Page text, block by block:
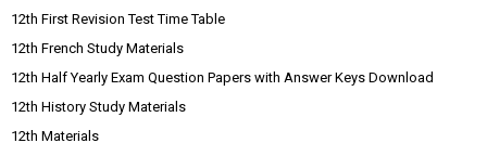
12th First Revision Test Time Table
12th French Study Materials
12th Half Yearly Exam Question Papers with Answer Keys Download
12th History Study Materials
12th Materials